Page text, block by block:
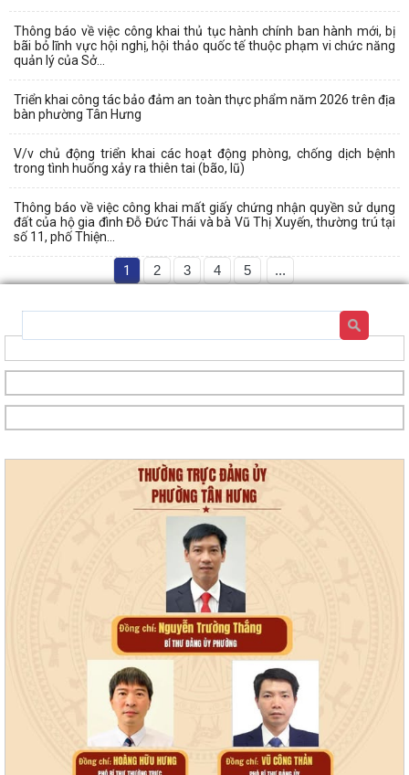
Thông báo về việc công khai thủ tục hành chính ban hành mới, bị
bãi bỏ lĩnh vực hội nghị, hội thảo quốc tế thuộc phạm vi chức năng
quản lý của Sở...
Triển khai công tác bảo đảm an toàn thực phẩm năm 2026 trên địa
bàn phường Tân Hưng
V/v chủ động triển khai các hoạt động phòng, chống dịch bệnh
trong tình huống xảy ra thiên tai (bão, lũ)
Thông báo về việc công khai mất giấy chứng nhận quyền sử dụng
đất của hộ gia đình Đỗ Đức Thái và bà Vũ Thị Xuyến, thường trú tại
số 11, phố Thiện...
1 2 3 4 5 ...